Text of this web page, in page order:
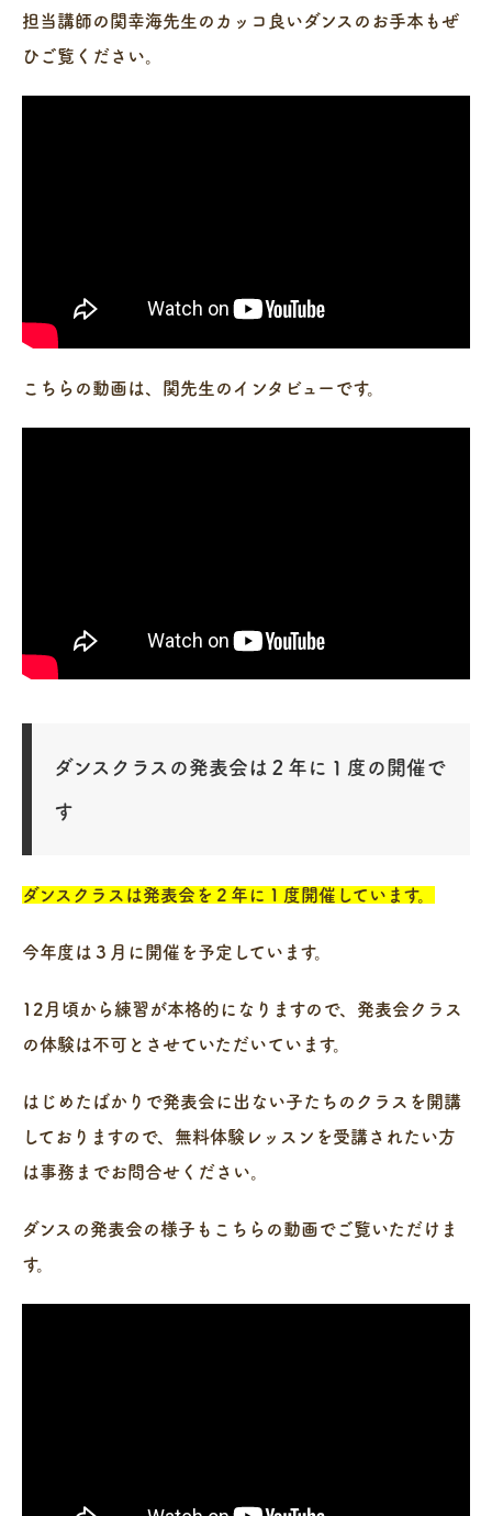
担当講師の関幸海先生のカッコ良いダンスのお手本もぜ
ひご覧ください。
こちらの動画は、関先生のインタビューです。
ダンスクラスの発表会は２年に１度の開催で
す
ダンスクラスは発表会を２年に１度開催しています。
今年度は３月に開催を予定しています。
12月頃から練習が本格的になりますので、発表会クラス
の体験は不可とさせていただいています。
はじめたばかりで発表会に出ない子たちのクラスを開講
しておりますので、無料体験レッスンを受講されたい方
は事務までお問合せください。
ダンスの発表会の様子もこちらの動画でご覧いただけま
す。